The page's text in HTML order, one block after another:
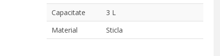
Capacitate
3 L
Material
Sticla